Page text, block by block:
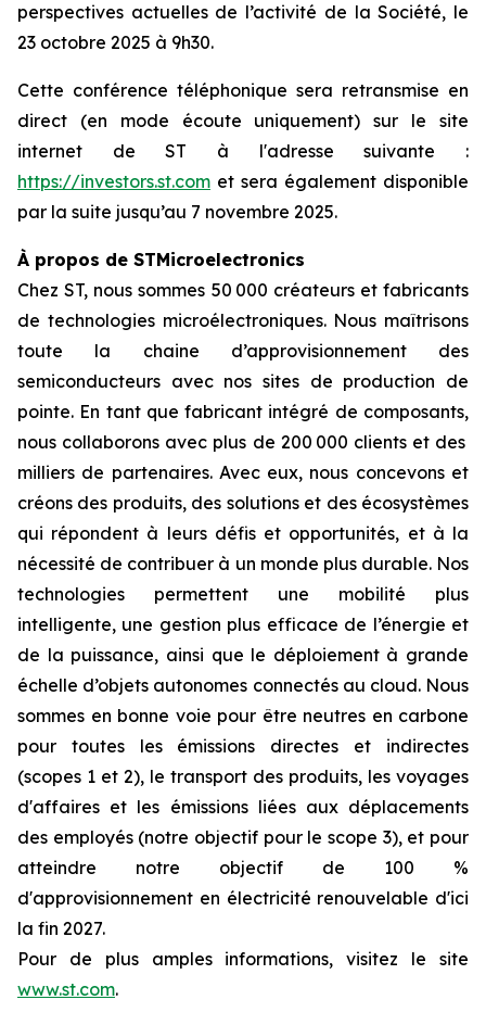
perspectives actuelles de l’activité de la Société, le
23 octobre 2025 à 9h30.
Cette conférence téléphonique sera retransmise en
direct (en mode écoute uniquement) sur le site
internet de ST à l'adresse suivante :
https://investors.st.com et sera également disponible
par la suite jusqu’au 7 novembre 2025.
À propos de STMicroelectronics
Chez ST, nous sommes 50 000 créateurs et fabricants
de technologies microélectroniques. Nous maîtrisons
toute la chaine d’approvisionnement des
semiconducteurs avec nos sites de production de
pointe. En tant que fabricant intégré de composants,
nous collaborons avec plus de 200 000 clients et des
milliers de partenaires. Avec eux, nous concevons et
créons des produits, des solutions et des écosystèmes
qui répondent à leurs défis et opportunités, et à la
nécessité de contribuer à un monde plus durable. Nos
technologies permettent une mobilité plus
intelligente, une gestion plus efficace de l’énergie et
de la puissance, ainsi que le déploiement à grande
échelle d’objets autonomes connectés au cloud. Nous
sommes en bonne voie pour être neutres en carbone
pour toutes les émissions directes et indirectes
(scopes 1 et 2), le transport des produits, les voyages
d'affaires et les émissions liées aux déplacements
des employés (notre objectif pour le scope 3), et pour
atteindre notre objectif de 100 %
d'approvisionnement en électricité renouvelable d'ici
la fin 2027.
Pour de plus amples informations, visitez le site
www.st.com.